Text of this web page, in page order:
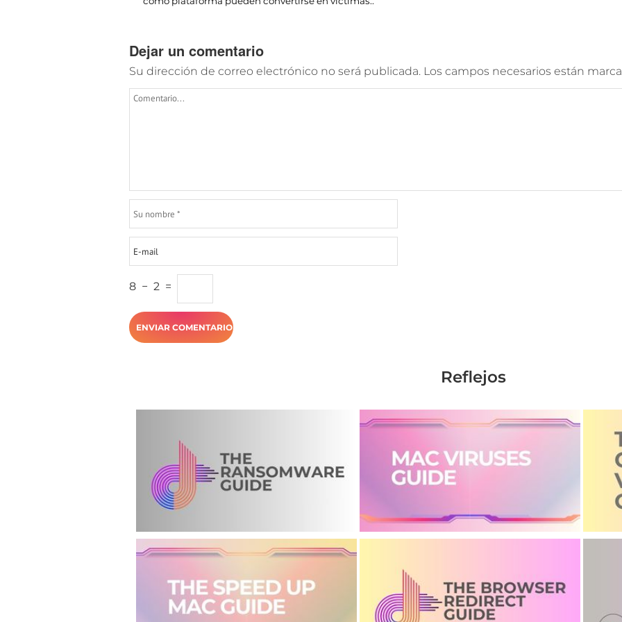
Dejar un comentario
Su dirección de correo electrónico no será publicada. Los campos necesarios están
8 − 2 =
Reflejos